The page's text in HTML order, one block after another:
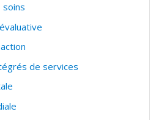
soins
de services